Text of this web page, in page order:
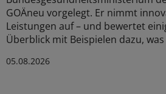
GOÄneu vorgelegt. Er nimmt
Leistungen auf – und bewertet
Überblick mit Beispielen dazu,
05.08.2026